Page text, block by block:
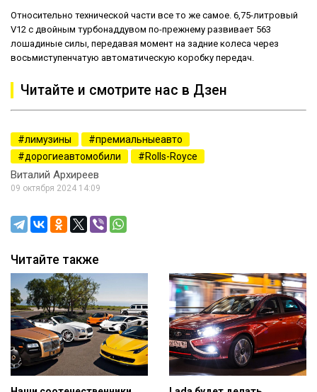
Относительно технической части все то же самое. 6,75-литровый
V12 с двойным турбонаддувом по-прежнему развивает 563
лошадиные силы, передавая момент на задние колеса через
восьмиступенчатую автоматическую коробку передач.
Читайте и смотрите нас в Дзен
лимузины
премиальныеавто
дорогиеавтомобили
Rolls-Royce
Виталий Архиреев
09 октября 2024 14:09
Читайте также